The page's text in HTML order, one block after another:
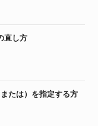
直し方
たは）を指定する方